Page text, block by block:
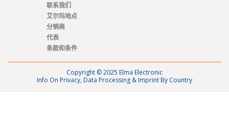
联系我们
艾尔玛地点
分销商
代表
条款和条件
Copyright © 2025 Elma Electronic
Info On Privacy, Data Processing & Imprint By Country